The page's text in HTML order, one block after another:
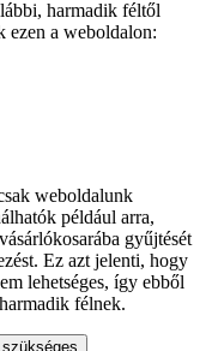
harmadik féltől
ezen a weboldalon:
weboldalunk
például arra,
gyűjtését
Ez azt jelenti, hogy
lehetséges, így ebből
félnek.